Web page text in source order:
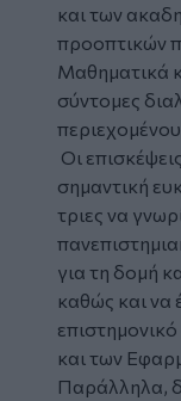
και των
προοπτικών
Μαθηματικά
σύντομες
Οι
σημαντική
τριες να
για τη δομή
καθώς και να
και των
Παράλληλα,